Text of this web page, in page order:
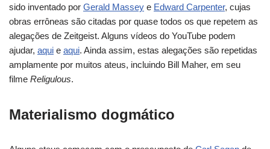
sido inventado por Gerald Massey e Edward Carpenter, cujas
obras errôneas são citadas por quase todos os que repetem as
alegações de Zeitgeist. Alguns vídeos do YouTube podem
ajudar, aqui e aqui. Ainda assim, estas alegações são repetidas
amplamente por muitos ateus, incluindo Bill Maher, em seu
filme Religulous.
Materialismo dogmático